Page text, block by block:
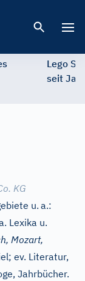
Lego
seit
KG
u. a.:
Lexika u.
Mozart,
ev. Literatur,
Jahrbücher.